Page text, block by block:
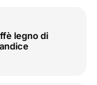
legno di